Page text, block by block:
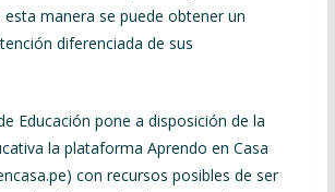
manera se puede obtener un
diferenciada de sus
Educación pone a disposición de la
la plataforma Aprendo en Casa
con recursos posibles de ser